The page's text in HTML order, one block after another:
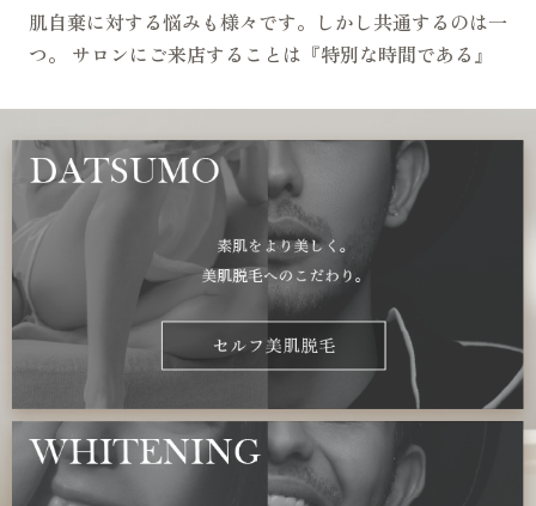
肌自棄に対する悩みも様々です。しかし共通するのは一
つ。 サロンにご来店することは『特別な時間である』